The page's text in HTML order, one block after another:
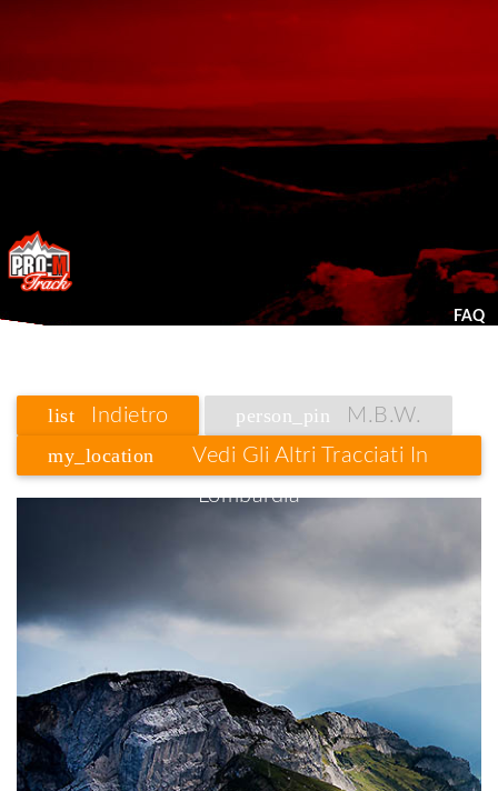
FAQ
list Indietro person_pin
M.B.W.
my_location
Vedi Gli Altri Tracciati In
Lombardia